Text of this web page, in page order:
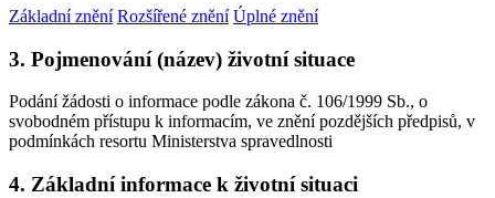
Základní znění Rozšířené znění Úplné znění
3. Pojmenování (název) životní situace
Podání žádosti o informace podle zákona č. 106/1999 Sb., o
svobodném přístupu k informacím, ve znění pozdějších předpisů, v
podmínkách resortu Ministerstva spravedlnosti
4. Základní informace k životní situaci